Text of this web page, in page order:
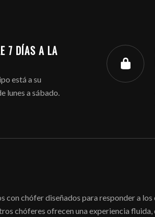
7 DÍAS A LA
está a su
lunes a sábado.
chófer diseñados para responder a los
chóferes ofrecen una experiencia fluida,